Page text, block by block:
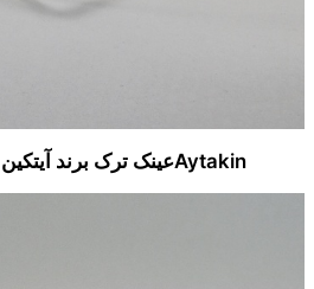
Aytakinعینک ترک برند آیتکین مدلA2122ck36